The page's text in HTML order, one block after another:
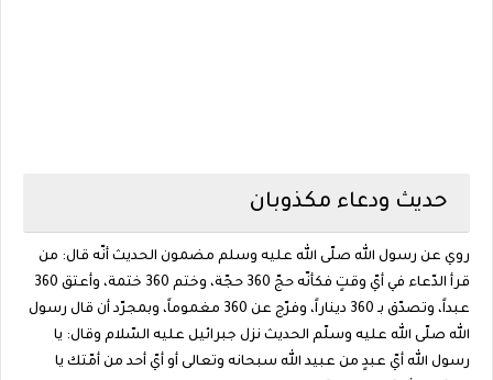
حديث ودعاء مكذوبان
روي عن رسول الله صلّى الله عليه وسلم مضمون الحديث أنّه قال: من
قرأ الدّعاء في أيّ وقتٍ فكأنّه حجّ 360 حجّة، وختم 360 ختمة، وأعتق 360
عبداً، وتصدّق بـ 360 ديناراً، وفرّج عن 360 مغموماً، وبمجرّد أن قال رسول
الله صلّى الله عليه وسلّم الحديث نزل جبرائيل عليه السّلام وقال: يا
رسول الله أيّ عبدٍ من عبيد الله سبحانه وتعالى أو أيّ أحد من أمّتك يا